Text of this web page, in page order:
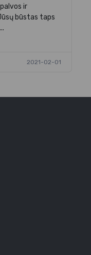
ir
būstas taps
2021-02-01